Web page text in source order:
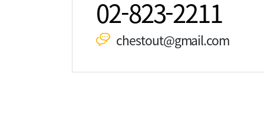
02-823-2211
chestout@gmail.com